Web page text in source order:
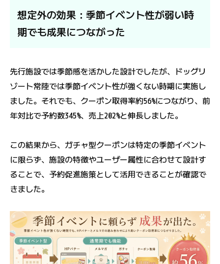
想定外の効果：季節イベント性が弱い時
期でも成果につながった
先行施設では季節感を活かした設計でしたが、ドッグリ
ゾート常陸では季節イベント性が強くない時期に実施し
ました。それでも、クーポン取得率約56%につながり、前
年対比で予約数345%、売上202%と伸長しました。
この結果から、ガチャ型クーポンは特定の季節イベント
に限らず、施設の特徴やユーザー属性に合わせて設計す
ることで、予約促進施策として活用できることが確認で
きました。